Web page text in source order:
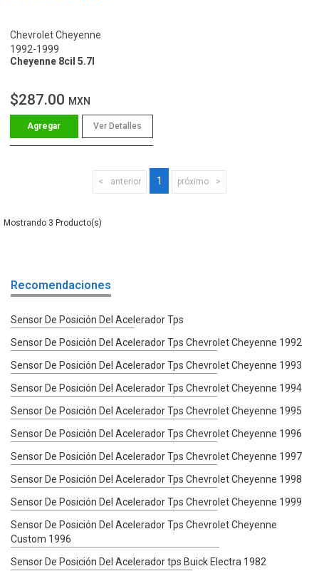
Chevrolet Cheyenne
1992-1999
Cheyenne 8cil 5.7l
$287.00 MXN
Ver Detalles
anterior 1 próximo
3
Recomendaciones
Sensor De Posición Del Acelerador Tps
Sensor De Posición Del Acelerador Tps Chevrolet Cheyenne 1992
Sensor De Posición Del Acelerador Tps Chevrolet Cheyenne 1993
Sensor De Posición Del Acelerador Tps Chevrolet Cheyenne 1994
Sensor De Posición Del Acelerador Tps Chevrolet Cheyenne 1995
Sensor De Posición Del Acelerador Tps Chevrolet Cheyenne 1996
Sensor De Posición Del Acelerador Tps Chevrolet Cheyenne 1997
Sensor De Posición Del Acelerador Tps Chevrolet Cheyenne 1998
Sensor De Posición Del Acelerador Tps Chevrolet Cheyenne 1999
Sensor De Posición Del Acelerador Tps Chevrolet Cheyenne
Custom 1996
Sensor De Posición Del Acelerador tps Buick Electra 1982